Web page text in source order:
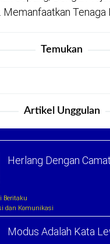
Memanfaatkan Tenaga
Temukan
Artikel Unggulan
Herlang Dengan
Beritaku
dan Komunikasi
Modus Adalah Kata